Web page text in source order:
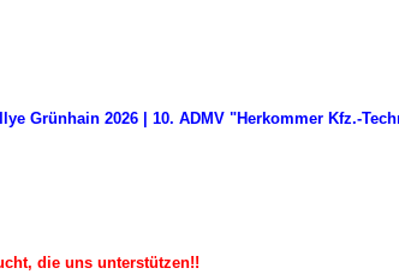
Grünhain 2026 | 10. ADMV "Herkommer Kfz.-
die uns unterstützen!!